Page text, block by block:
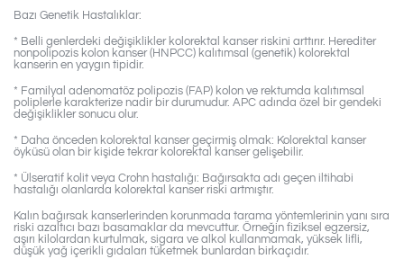
Bazı Genetik Hastalıklar:
* Belli genlerdeki değişiklikler kolorektal kanser riskini arttırır. Herediter
nonpolipozis kolon kanser (HNPCC) kalıtımsal (genetik) kolorektal
kanserin en yaygın tipidir.
* Familyal adenomatöz polipozis (FAP) kolon ve rektumda kalıtımsal
poliplerle karakterize nadir bir durumudur. APC adında özel bir gendeki
değişiklikler sonucu olur.
* Daha önceden kolorektal kanser geçirmiş olmak: Kolorektal kanser
öyküsü olan bir kişide tekrar kolorektal kanser gelişebilir.
* Ülseratif kolit veya Crohn hastalığı: Bağırsakta adı geçen iltihabi
hastalığı olanlarda kolorektal kanser riski artmıştır.
Kalın bağırsak kanserlerinden korunmada tarama yöntemlerinin yanı sıra
riski azaltıcı bazı basamaklar da mevcuttur. Örneğin fiziksel egzersiz,
aşırı kilolardan kurtulmak, sigara ve alkol kullanmamak, yüksek lifli,
düşük yağ içerikli gıdaları tüketmek bunlardan birkaçıdır.